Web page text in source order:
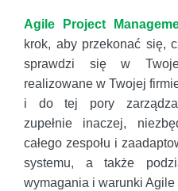
Agile Project
krok, aby przekonać się,
sprawdzi się w
realizowane w Twojej
i do tej pory
zupełnie inaczej,
całego zespołu i
systemu, a także
wymagania i warunki Agile